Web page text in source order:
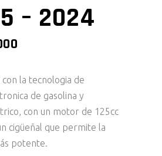
– 2024
con la tecnologia de
de gasolina y
con un motor de 125cc
cigüeñal que permite la
potente.